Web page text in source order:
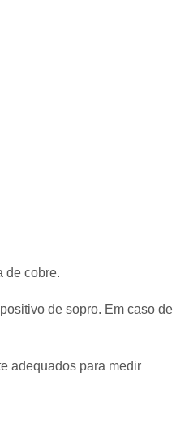
de cobre.
de sopro. Em caso de
adequados para medir